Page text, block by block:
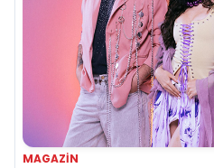
MAGAZIN